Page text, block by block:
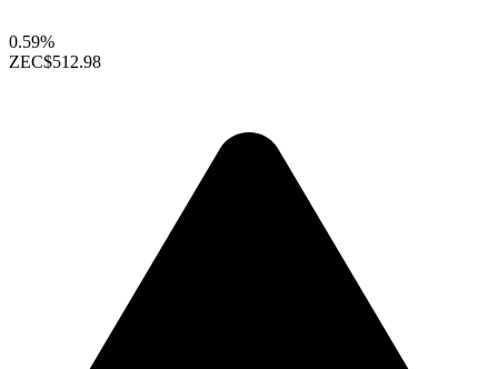
0.59%
ZEC$512.98